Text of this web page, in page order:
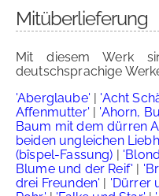
Mitüberlieferung
Mit diesem Werk
deutschsprachige
'Aberglaube' | 'Acht
Affenmutter' | 'Ahorn,
Baum mit dem dürren
beiden ungleichen
(bîspel-Fassung) |
Blume und der Reif' |
drei Freunden' | 'Dürrer